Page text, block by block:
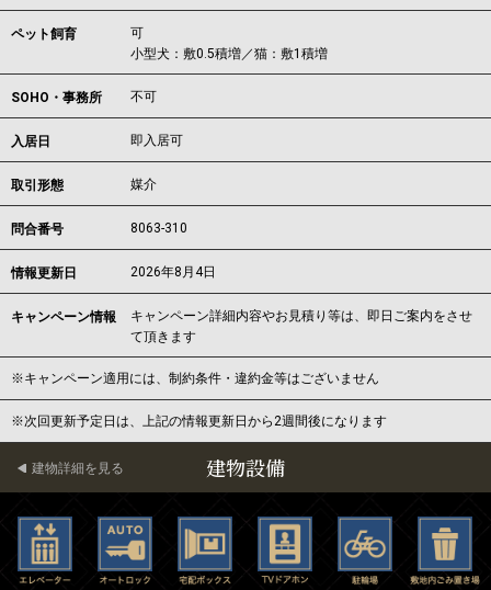
ペット飼育
可
小型犬：敷0.5積増／猫：敷1積増
SOHO・事務所 不可
入居日 即入居可
取引形態 媒介
問合番号 8063-310
情報更新日 2026年8月4日
キャンペーン情報
キャンペーン詳細内容やお見積り等は、即日ご案内をさせ
て頂きます
※キャンペーン適用には、制約条件・違約金等はございません
※次回更新予定日は、上記の情報更新日から2週間後になります
建物設備
建物詳細を見る